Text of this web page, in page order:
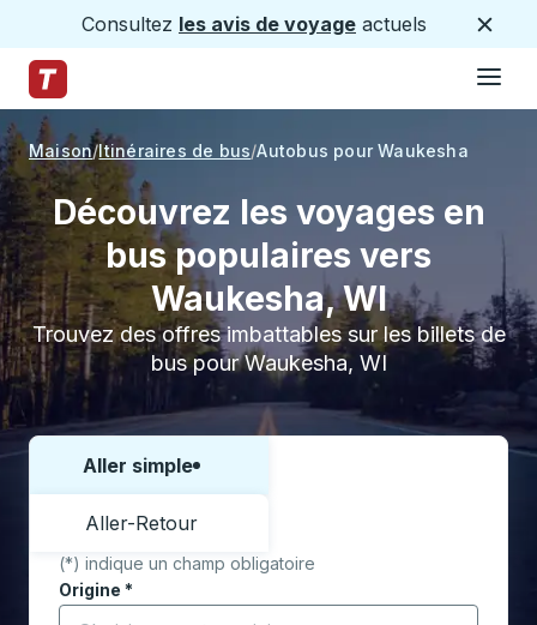
Consultez les avis de voyage actuels
Page d'accueil des sentiers
Maison Itinéraires de bus Autobus pour Waukesha
Découvrez les voyages en
bus populaires vers
Waukesha, WI
Trouvez des offres imbattables sur les billets de
bus pour Waukesha, WI
Choisissez un sens ou un aller-retour:
Aller simple
Aller-Retour
(*) indique un champ obligatoire
Origine *